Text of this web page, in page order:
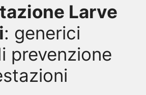
Larve
: generici
prevenzione